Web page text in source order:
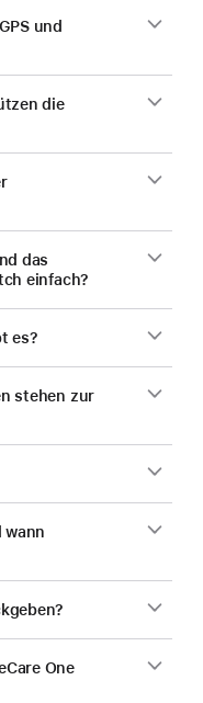
und
die
das
einfach?
es?
stehen zur
wann
One